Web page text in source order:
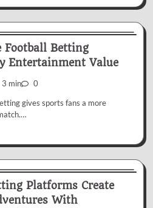
Football Betting
Entertainment Value
3 min 0
gives sports fans a more
Platforms Create
With